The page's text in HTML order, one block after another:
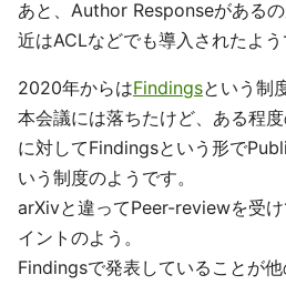
あと、Author Responseがある
近はACLなどでも導入されたよう
2020年からはFindingsという制
本会議には落ちたけど、ある程
に対してFindingsという形で
いう制度のようです。
arXivと違ってPeer-reviewを受
イントのよう。
Findingsで発表していることが